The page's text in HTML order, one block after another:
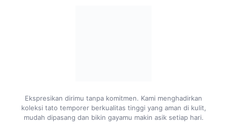
Ekspresikan dirimu tanpa komitmen. Kami menghadirkan
koleksi tato temporer berkualitas tinggi yang aman di kulit,
mudah dipasang dan bikin gayamu makin asik setiap hari.